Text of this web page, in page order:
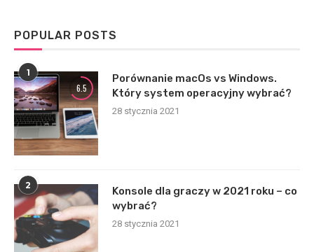
POPULAR POSTS
1
6.5
Porównanie macOs vs Windows.
Który system operacyjny wybrać?
28 stycznia 2021
2
Konsole dla graczy w 2021 roku – co
wybrać?
28 stycznia 2021